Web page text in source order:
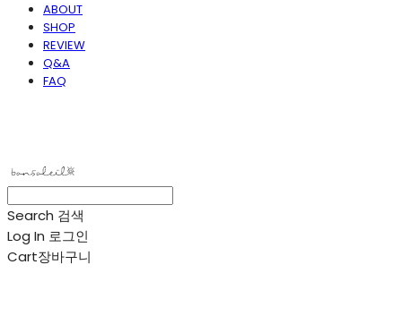
ABOUT
SHOP
REVIEW
Q&A
FAQ
Search 검색
Log In 로그인
Cart장바구니